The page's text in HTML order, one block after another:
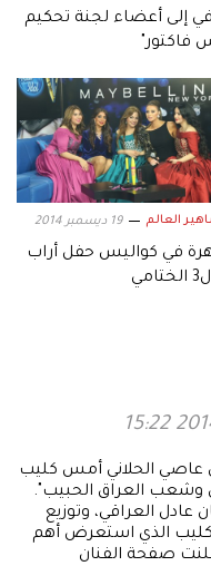
إلى أعضاء لجنة تحكيم
فاكتور"
العالم 19 ديسمبر 2014
زهرة في كواليس حفل أراب
عاصي الحلاني أمس كليب
وشعب العراق الحبيب".
العراقي، وتوزيع
الذي استعرض أهم
صفحة الفنان